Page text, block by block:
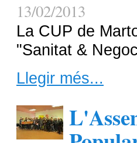
13/02/2013
La CUP de
"Sanitat &
Llegir més...